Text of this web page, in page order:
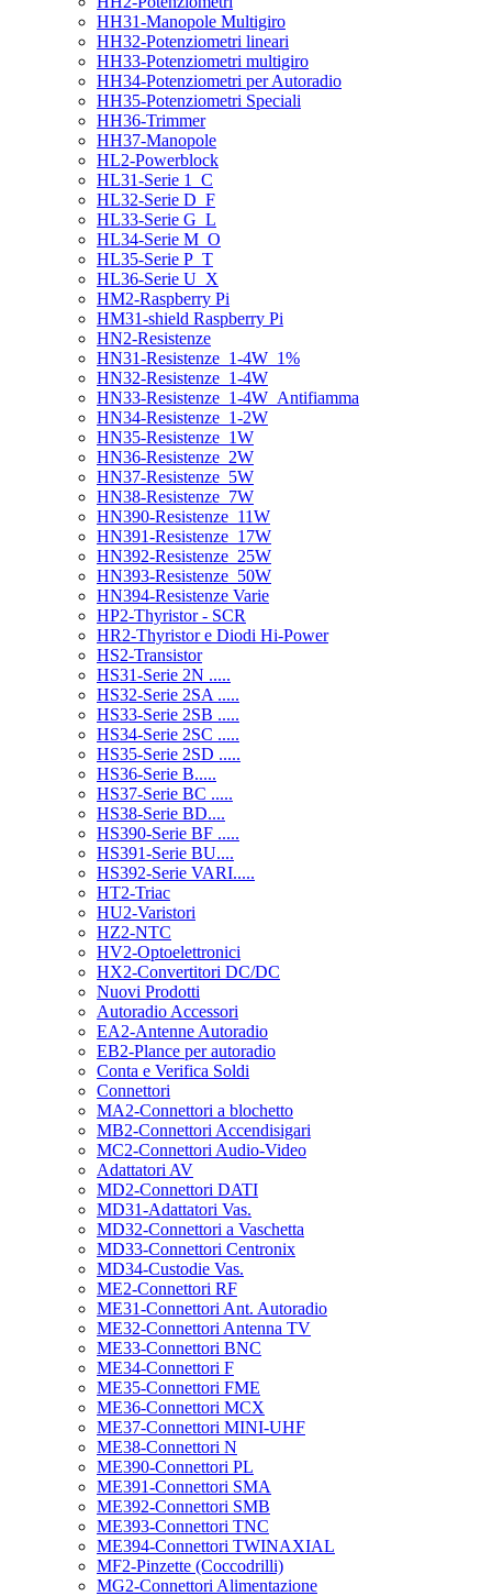
HH31-Manopole Multigiro
HH32-Potenziometri lineari
HH33-Potenziometri multigiro
HH34-Potenziometri per Autoradio
HH35-Potenziometri Speciali
HH36-Trimmer
HH37-Manopole
HL2-Powerblock
HL31-Serie 1_C
HL32-Serie D_F
HL33-Serie G_L
HL34-Serie M_O
HL35-Serie P_T
HL36-Serie U_X
HM2-Raspberry Pi
HM31-shield Raspberry Pi
HN2-Resistenze
HN31-Resistenze_1-4W_1%
HN32-Resistenze_1-4W
HN33-Resistenze_1-4W_Antifiamma
HN34-Resistenze_1-2W
HN35-Resistenze_1W
HN36-Resistenze_2W
HN37-Resistenze_5W
HN38-Resistenze_7W
HN390-Resistenze_11W
HN391-Resistenze_17W
HN392-Resistenze_25W
HN393-Resistenze_50W
HN394-Resistenze Varie
HP2-Thyristor - SCR
HR2-Thyristor e Diodi Hi-Power
HS2-Transistor
HS31-Serie 2N .....
HS32-Serie 2SA .....
HS33-Serie 2SB .....
HS34-Serie 2SC .....
HS35-Serie 2SD .....
HS36-Serie B.....
HS37-Serie BC .....
HS38-Serie BD....
HS390-Serie BF .....
HS391-Serie BU....
HS392-Serie VARI.....
HT2-Triac
HU2-Varistori
HZ2-NTC
HV2-Optoelettronici
HX2-Convertitori DC/DC
Nuovi Prodotti
Autoradio Accessori
EA2-Antenne Autoradio
EB2-Plance per autoradio
Conta e Verifica Soldi
Connettori
MA2-Connettori a blochetto
MB2-Connettori Accendisigari
MC2-Connettori Audio-Video
Adattatori AV
MD2-Connettori DATI
MD31-Adattatori Vas.
MD32-Connettori a Vaschetta
MD33-Connettori Centronix
MD34-Custodie Vas.
ME2-Connettori RF
ME31-Connettori Ant. Autoradio
ME32-Connettori Antenna TV
ME33-Connettori BNC
ME34-Connettori F
ME35-Connettori FME
ME36-Connettori MCX
ME37-Connettori MINI-UHF
ME38-Connettori N
ME390-Connettori PL
ME391-Connettori SMA
ME392-Connettori SMB
ME393-Connettori TNC
ME394-Connettori TWINAXIAL
MF2-Pinzette (Coccodrilli)
MG2-Connettori Alimentazione